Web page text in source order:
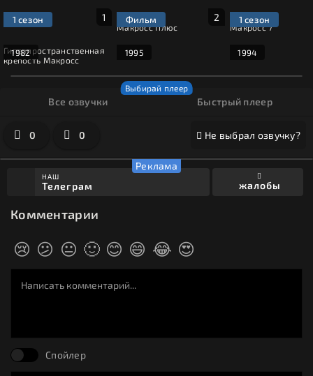
1 сезон
1982
Гиперпространственная
крепость Макросс
Фильм
1995
Макросс Плюс
1 сезон
1994
Макросс 7
Все озвучки Быстрый плеер
0 0 Не выбрал озвучку?
НАШ
Телеграм жалобы
Комментарии
😢 😕 😐 🙂 😊 😄 😂 😍
Спойлер